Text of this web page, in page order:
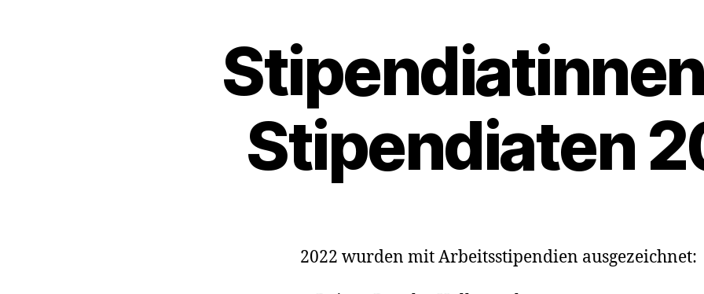
Stipendiaten
2022 wurden mit Arbeitsstipendien ausgezeichnet: